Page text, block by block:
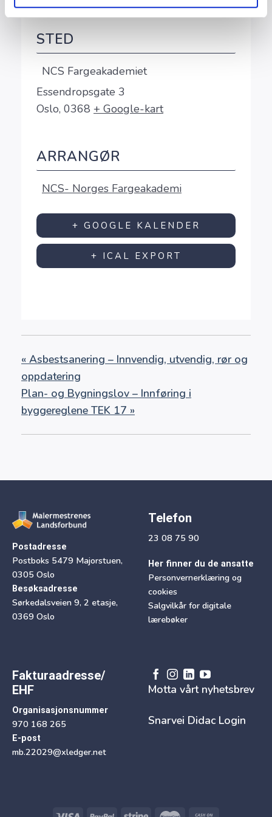
STED
NCS Fargeakademiet
Essendropsgate 3
Oslo, 0368 + Google-kart
ARRANGØR
NCS- Norges Fargeakademi
+ GOOGLE KALENDER
+ ICAL EXPORT
« Asbestsanering – Innvendig, utvendig, rør og
oppdatering
Plan- og Bygningslov – Innføring i
byggereglene TEK 17 »
Postadresse
Postboks 5479 Majorstuen,
0305 Oslo
Besøksadresse
Sørkedalsveien 9, 2 etasje,
0369 Oslo
Telefon
23 08 75 90
Her finner du de ansatte
Personvernerklæring og
cookies
Salgvilkår for digitale
lærebøker
Fakturaadresse/
EHF
Organisasjonsnummer
970 168 265
E-post
mb.22029@xledger.net
Motta vårt nyhetsbrev
Snarvei Didac Login